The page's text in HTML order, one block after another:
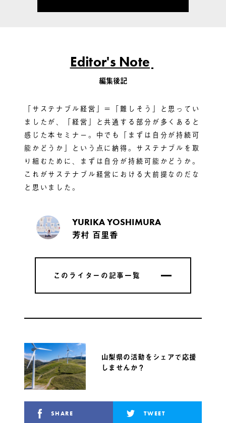
Editor's Note
編集後記
「サステナブル経営」＝「難しそう」と思ってい
ましたが、「経営」と共通する部分が多くあると
感じた本セミナー。中でも「まずは自分が持続可
能かどうか」という点に納得。サステナブルを取
り組むために、まずは自分が持続可能かどうか。
これがサステナブル経営における大前提なのだな
と思いました。
YURIKA YOSHIMURA
芳村 百里香
このライターの記事一覧
このライターの記事一覧
山梨県の活動をシェアで応援
しませんか？
SHARE TWEET